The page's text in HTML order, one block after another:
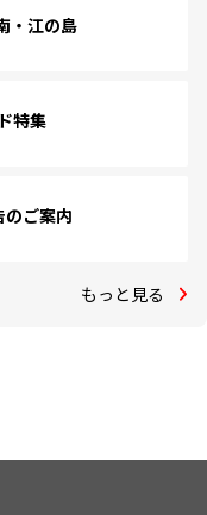
・江の島
特集
のご案内
もっと見る